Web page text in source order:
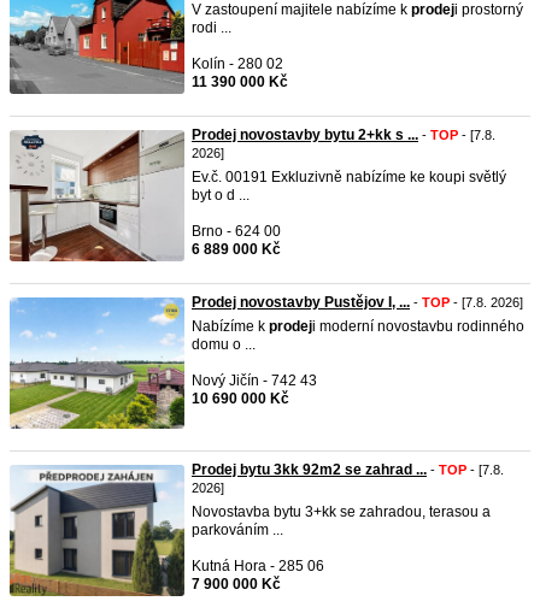
V zastoupení majitele nabízíme k prodeji prostorný
rodi ...
Kolín - 280 02
11 390 000 Kč
Prodej novostavby bytu 2+kk s ... - TOP - [7.8.
2026]
Ev.č. 00191 Exkluzivně nabízíme ke koupi světlý
byt o d ...
Brno - 624 00
6 889 000 Kč
Prodej novostavby Pustějov I, ... - TOP - [7.8. 2026]
Nabízíme k prodeji moderní novostavbu rodinného
domu o ...
Nový Jičín - 742 43
10 690 000 Kč
Prodej bytu 3kk 92m2 se zahrad ... - TOP - [7.8.
2026]
Novostavba bytu 3+kk se zahradou, terasou a
parkováním ...
Kutná Hora - 285 06
7 900 000 Kč